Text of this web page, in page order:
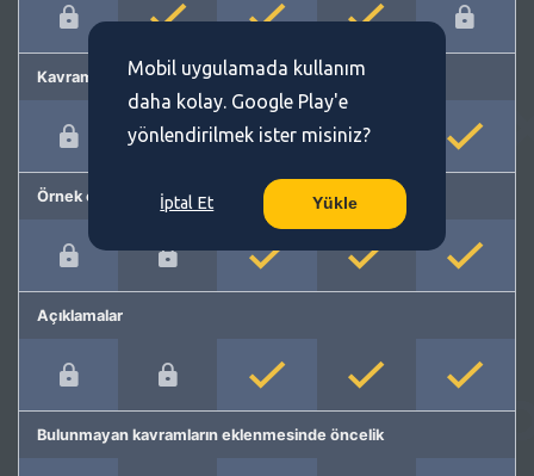
Kavram önerme
Örnek cümleler
Açıklamalar
Bulunmayan kavramların eklenmesinde öncelik
Mobil uygulamada kullanım
daha kolay. Google Play'e
yönlendirilmek ister misiniz?
İptal Et Yükle